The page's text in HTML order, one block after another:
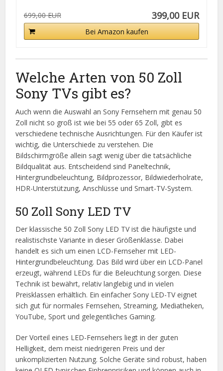
699,00 EUR 399,00 EUR
Bei Amazon kaufen
Welche Arten von 50 Zoll
Sony TVs gibt es?
Auch wenn die Auswahl an Sony Fernsehern mit genau 50
Zoll nicht so groß ist wie bei 55 oder 65 Zoll, gibt es
verschiedene technische Ausrichtungen. Für den Käufer ist
wichtig, die Unterschiede zu verstehen. Die
Bildschirmgröße allein sagt wenig über die tatsächliche
Bildqualität aus. Entscheidend sind Paneltechnik,
Hintergrundbeleuchtung, Bildprozessor, Bildwiederholrate,
HDR-Unterstützung, Anschlüsse und Smart-TV-System.
50 Zoll Sony LED TV
Der klassische 50 Zoll Sony LED TV ist die häufigste und
realistischste Variante in dieser Größenklasse. Dabei
handelt es sich um einen LCD-Fernseher mit LED-
Hintergrundbeleuchtung. Das Bild wird über ein LCD-Panel
erzeugt, während LEDs für die Beleuchtung sorgen. Diese
Technik ist bewährt, relativ langlebig und in vielen
Preisklassen erhältlich. Ein einfacher Sony LED-TV eignet
sich gut für normales Fernsehen, Streaming, Mediatheken,
YouTube, Sport und gelegentliches Gaming.
Der Vorteil eines LED-Fernsehers liegt in der guten
Helligkeit, dem meist niedrigeren Preis und der
unkomplizierten Nutzung. Solche Geräte sind robust, haben